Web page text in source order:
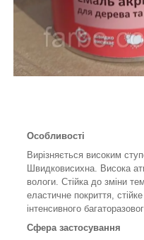
Особливості
Вирізняється високим
Швидковисихна. Висока
вологи. Стійка до зміни
еластичне покриття,
інтенсивного
Сфера застосування